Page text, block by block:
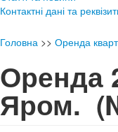
Контактні дані та
Головна >> Оренда
Оренда
Яром.